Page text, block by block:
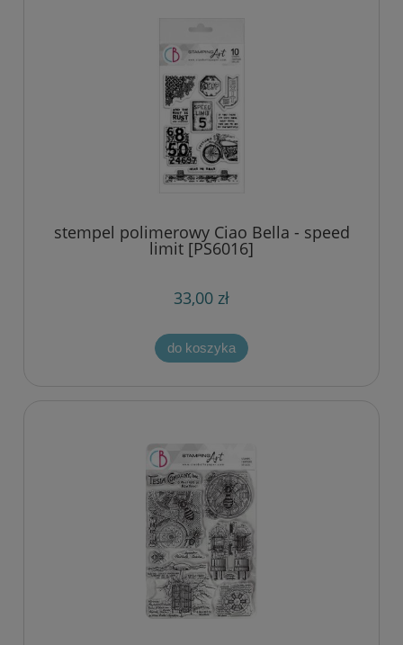
stempel polimerowy Ciao Bella - speed
limit [PS6016]
33,00 zł
do koszyka